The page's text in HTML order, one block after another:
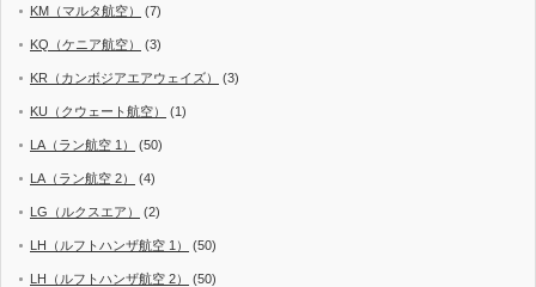
KM（マルタ航空） (7)
KQ（ケニア航空） (3)
KR（カンボジアエアウェイズ） (3)
KU（クウェート航空） (1)
LA（ラン航空 1） (50)
LA（ラン航空 2） (4)
LG（ルクスエア） (2)
LH（ルフトハンザ航空 1） (50)
LH（ルフトハンザ航空 2） (50)